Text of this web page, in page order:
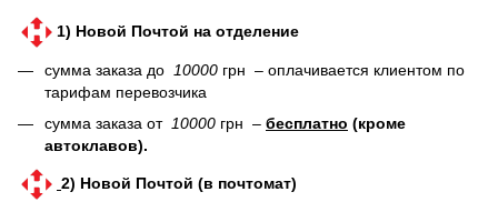
1) Новой Почтой на отделение
сумма заказа до 10000 грн – оплачивается клиентом по
тарифам перевозчика
сумма заказа от 10000 грн – бесплатно (кроме
автоклавов).
2) Новой Почтой (в почтомат)